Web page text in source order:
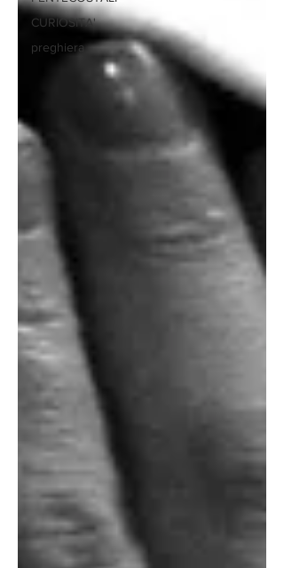
CURIOSITA'
preghiera